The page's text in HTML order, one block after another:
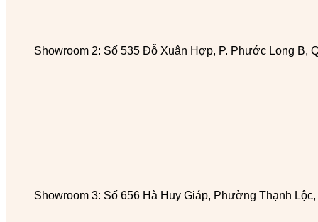
Showroom 2: Số 535 Đỗ Xuân Hợp, P. Phước Long B,
Showroom 3: Số 656 Hà Huy Giáp, Phường Thạnh Lộc,